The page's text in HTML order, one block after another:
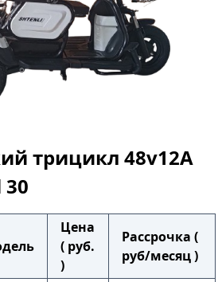
трицикл 48v12A
Цена
( руб.
)
Рассрочка (
руб/месяц )